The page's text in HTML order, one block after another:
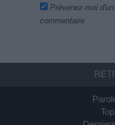
Prévenez-moi
commentaire